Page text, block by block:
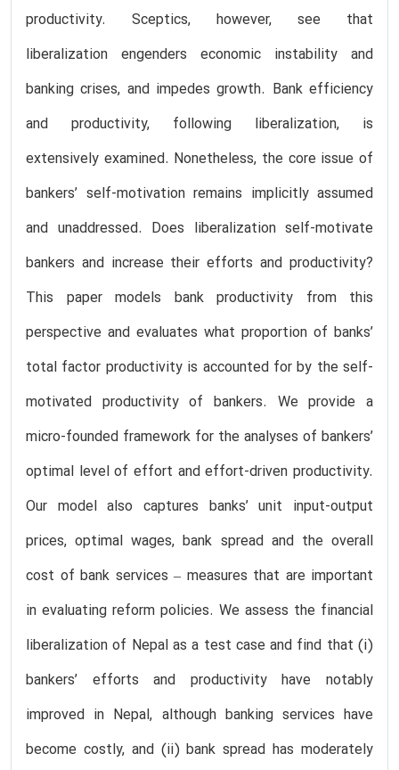
productivity. Sceptics, however, see that
liberalization engenders economic instability and
banking crises, and impedes growth. Bank efficiency
and productivity, following liberalization, is
extensively examined. Nonetheless, the core issue of
bankers’ self-motivation remains implicitly assumed
and unaddressed. Does liberalization self-motivate
bankers and increase their efforts and productivity?
This paper models bank productivity from this
perspective and evaluates what proportion of banks’
total factor productivity is accounted for by the self-
motivated productivity of bankers. We provide a
micro-founded framework for the analyses of bankers’
optimal level of effort and effort-driven productivity.
Our model also captures banks’ unit input-output
prices, optimal wages, bank spread and the overall
cost of bank services – measures that are important
in evaluating reform policies. We assess the financial
liberalization of Nepal as a test case and find that (i)
bankers’ efforts and productivity have notably
improved in Nepal, although banking services have
become costly, and (ii) bank spread has moderately